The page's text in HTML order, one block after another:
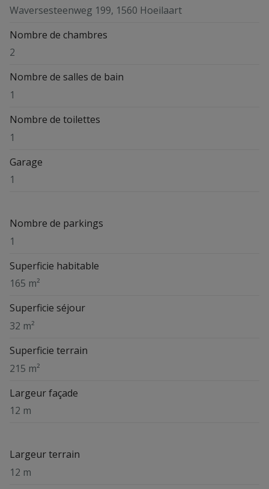
Waversesteenweg 199, 1560 Hoeilaart
Nombre de chambres
2
Nombre de salles de bain
1
Nombre de toilettes
1
Garage
1
Nombre de parkings
1
Superficie habitable
165 m²
Superficie séjour
32 m²
Superficie terrain
215 m²
Largeur façade
12 m
Largeur terrain
12 m